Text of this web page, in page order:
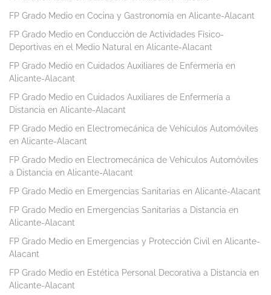
FP Grado Medio en Cocina y Gastronomía en Alicante-Alacant
FP Grado Medio en Conducción de Actividades Físico-
Deportivas en el Medio Natural en Alicante-Alacant
FP Grado Medio en Cuidados Auxiliares de Enfermería en
Alicante-Alacant
FP Grado Medio en Cuidados Auxiliares de Enfermería a
Distancia en Alicante-Alacant
FP Grado Medio en Electromecánica de Vehículos Automóviles
en Alicante-Alacant
FP Grado Medio en Electromecánica de Vehículos Automóviles
a Distancia en Alicante-Alacant
FP Grado Medio en Emergencias Sanitarias en Alicante-Alacant
FP Grado Medio en Emergencias Sanitarias a Distancia en
Alicante-Alacant
FP Grado Medio en Emergencias y Protección Civil en Alicante-
Alacant
FP Grado Medio en Estética Personal Decorativa a Distancia en
Alicante-Alacant